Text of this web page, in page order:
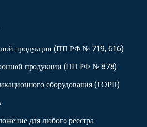
продукции (ПП РФ № 719, 616)
продукции (ПП РФ № 878)
оборудования (ТОРП)
для любого реестра